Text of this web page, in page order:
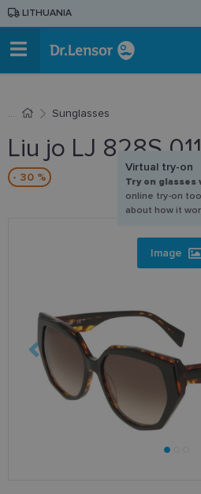
LITHUANIA
Sunglasses
Liu jo LJ 828S
- 30 %
Image
Virtual try-on
Try on glasses
online try-on
about how it